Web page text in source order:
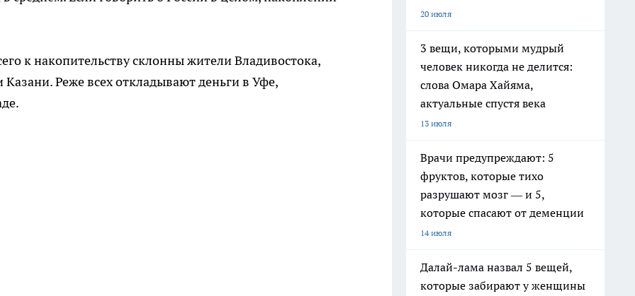
к накопительству склонны жители Владивостока,
Реже всех откладывают деньги в Уфе,
20 июля
3 вещи, которыми мудрый
человек никогда не делится:
слова Омара Хайяма,
актуальные спустя века
13 июля
Врачи предупреждают: 5
фруктов, которые тихо
разрушают мозг — и 5,
которые спасают от деменции
14 июля
Далай-лама назвал 5 вещей,
которые забирают у женщины